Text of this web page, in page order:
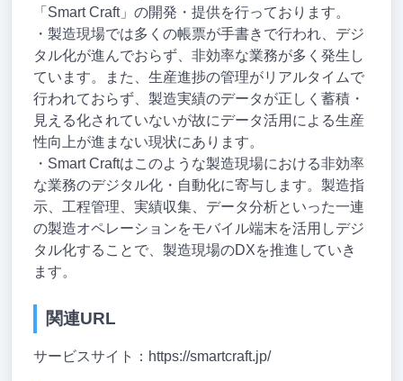
「Smart Craft」の開発・提供を行っております。
・製造現場では多くの帳票が手書きで行われ、デジ
タル化が進んでおらず、非効率な業務が多く発生し
ています。また、生産進捗の管理がリアルタイムで
行われておらず、製造実績のデータが正しく蓄積・
見える化されていないが故にデータ活用による生産
性向上が進まない現状にあります。
・Smart Craftはこのような製造現場における非効率
な業務のデジタル化・自動化に寄与します。製造指
示、工程管理、実績収集、データ分析といった一連
の製造オペレーションをモバイル端末を活用しデジ
タル化することで、製造現場のDXを推進していき
ます。
関連URL
サービスサイト：https://smartcraft.jp/